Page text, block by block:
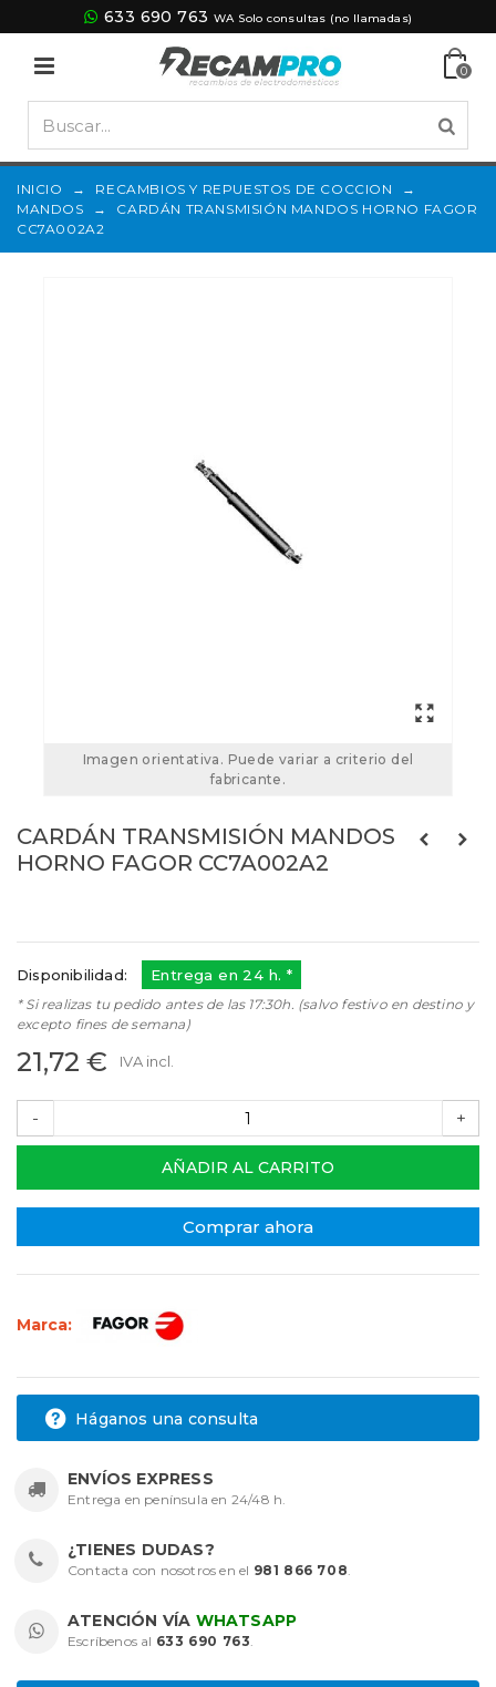
633 690 763 WA Solo consultas (no llamadas)
0
INICIO → RECAMBIOS Y REPUESTOS DE COCCION
→
MANDOS
→
CARDÁN TRANSMISIÓN MANDOS HORNO FAGOR
CC7A002A2
Imagen orientativa. Puede variar a criterio del
fabricante.
CARDÁN TRANSMISIÓN MANDOS
HORNO FAGOR CC7A002A2
Disponibilidad: Entrega en 24 h. *
* Si realizas tu pedido antes de las 17:30h. (salvo festivo en destino y
excepto fines de semana)
21,72 € IVA incl.
- +
AÑADIR AL CARRITO
Comprar ahora
Marca:
Háganos una consulta
ENVÍOS EXPRESS
Entrega en península en 24/48 h.
¿TIENES DUDAS?
Contacta con nosotros en el 981 866 708.
ATENCIÓN VÍA WHATSAPP
Escríbenos al 633 690 763.